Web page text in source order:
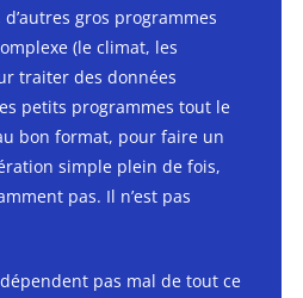
gros programmes
(le climat, les
traiter des données
petits programmes tout le
bon format, pour faire un
simple plein de fois,
pas. Il n’est pas
pas mal de tout ce